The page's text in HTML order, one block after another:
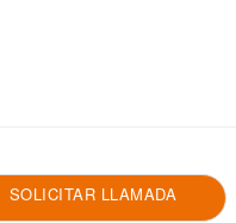
SOLICITAR LLAMADA